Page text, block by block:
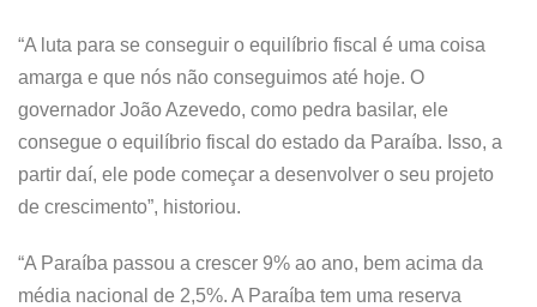
“A luta para se conseguir o equilíbrio fiscal é uma coisa
amarga e que nós não conseguimos até hoje. O
governador João Azevedo, como pedra basilar, ele
consegue o equilíbrio fiscal do estado da Paraíba. Isso, a
partir daí, ele pode começar a desenvolver o seu projeto
de crescimento”, historiou.
“A Paraíba passou a crescer 9% ao ano, bem acima da
média nacional de 2,5%. A Paraíba tem uma reserva